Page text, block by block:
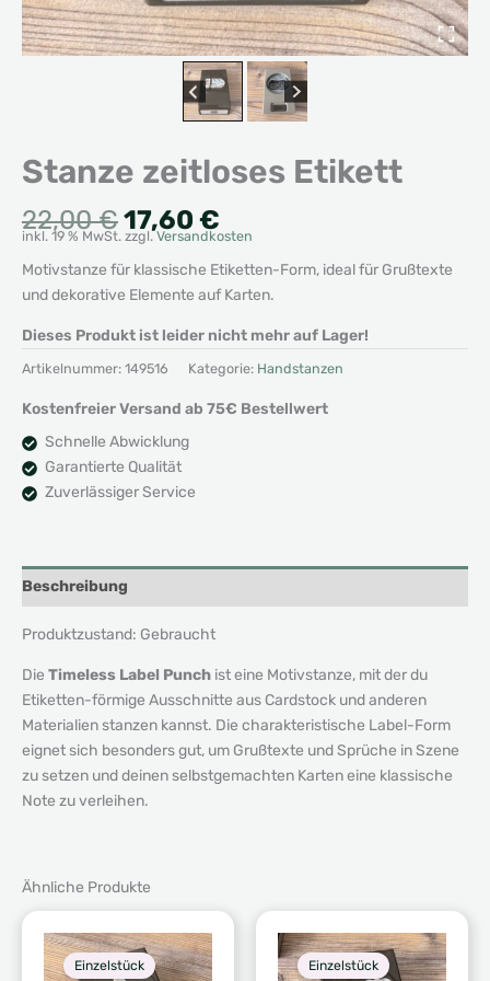
Stanze zeitloses Etikett
22,00€Ursprünglicher
Preis
war:
22,00 €
17,60 €
Preis
ist:
17,60 €.
inkl. 19 % MwSt. zzgl.Versandkosten
Motivstanze für klassische Etiketten-Form, ideal für Grußtexte
und dekorative Elemente auf Karten.
Dieses Produkt ist leider nicht mehr auf Lager!
Artikelnummer: 149516 Kategorie: Handstanzen
Kostenfreier Versand ab 75€ Bestellwert
Schnelle Abwicklung
Garantierte Qualität
Zuverlässiger Service
Beschreibung
Produktzustand: Gebraucht
Die Timeless Label Punch ist eine Motivstanze, mit der du
Etiketten-förmige Ausschnitte aus Cardstock und anderen
Materialien stanzen kannst. Die charakteristische Label-Form
eignet sich besonders gut, um Grußtexte und Sprüche in Szene
zu setzen und deinen selbstgemachten Karten eine klassische
Note zu verleihen.
Ähnliche Produkte
Einzelstück Einzelstück